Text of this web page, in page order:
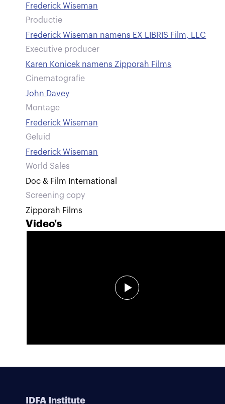
Frederick Wiseman
Productie
Frederick Wiseman namens EX LIBRIS Film, LLC
Executive producer
Karen Konicek namens Zipporah Films
Cinematografie
John Davey
Montage
Frederick Wiseman
Geluid
Frederick Wiseman
World Sales
Doc & Film International
Screening copy
Zipporah Films
Video's
IDFA Institute